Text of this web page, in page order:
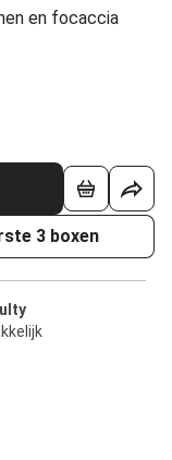
en focaccia
3 boxen